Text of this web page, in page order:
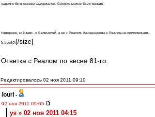
надолго бы в основе задержался. Сколько можно было мазать
Наверное, всё-таки , с Валенсией, а не с Реалом. Калашникова с Реалом не припоминаю..
[size=50][/size]
Ответка с Реалом по весне 81-го.
Редактировалось 02 ноя 2011 09:10
Iouri -
02 ноя 2011 09:05
ys » 02 ноя 2011 04:15